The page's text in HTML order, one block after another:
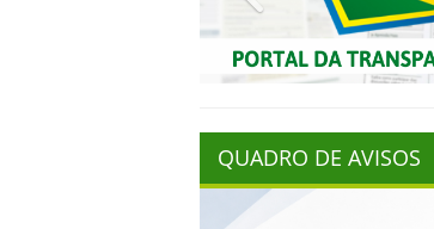
QUADRO DE AVISOS